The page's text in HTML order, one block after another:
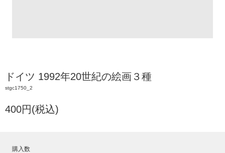
ドイツ 1992年20世紀の絵画３種
stgc1750_2
400円(税込)
購入数